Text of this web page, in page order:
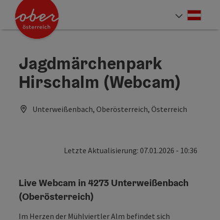
Zum Inhalt
Zur Navigation
Zum Seitenanfang
Zur Kontaktseite
Zur Suche Accesskey
[4]
Zum Impressum
Zu den Hinweisen zur Bedienung der Website Accesskey
Zur Startseite
Jagdmärchenpark
Hirschalm (Webcam)
Unterweißenbach, Oberösterreich, Österreich
Letzte Aktualisierung: 07.01.2026 - 10:36
Live Webcam in 4273 Unterweißenbach
(Oberösterreich)
Im Herzen der Mühlviertler Alm befindet sich